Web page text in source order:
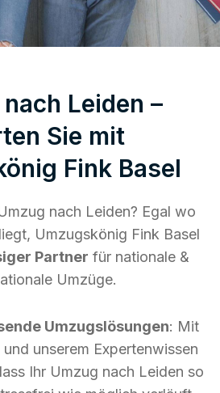
Leiden –
Sie mit
Fink Basel
nach Leiden? Egal wo
Umzugskönig Fink Basel
Partner für nationale &
Umzüge.
Umzugslösungen: Mit
unserem Expertenwissen
Ihr Umzug nach Leiden so